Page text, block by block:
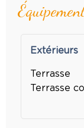
Extérieurs
Terrasse
Terrasse